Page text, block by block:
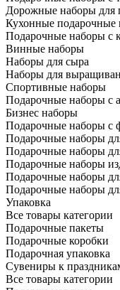
Дорожные наборы для
Кухонные подарочные
Подарочные наборы с
Винные наборы
Наборы для сыра
Наборы для
Спортивные наборы
Подарочные наборы с
Бизнес наборы
Подарочные наборы с
Подарочные наборы
Подарочные наборы
Подарочные наборы
Подарочные наборы
Подарочные наборы
Упаковка
Все товары категории
Подарочные пакеты
Подарочные коробки
Подарочная упаковка
Сувениры к
Все товары категории